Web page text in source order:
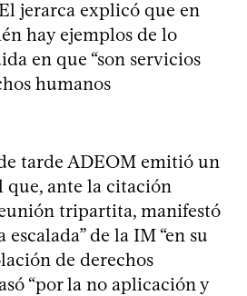
jerarca explicó que en
hay ejemplos de lo
en que “son servicios
humanos
tarde ADEOM emitió un
que, ante la citación
tripartita, manifestó
escalada” de la IM “en su
de derechos
“por la no aplicación y